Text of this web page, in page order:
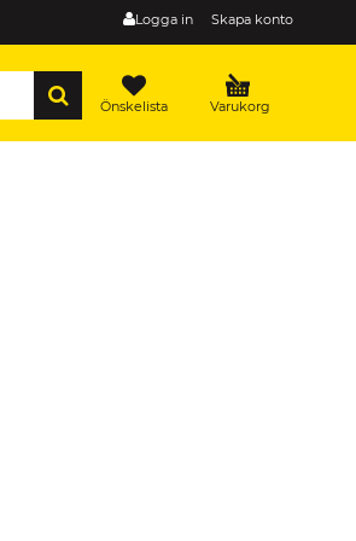
Logga in Skapa konto
Varukorg
Önskelista